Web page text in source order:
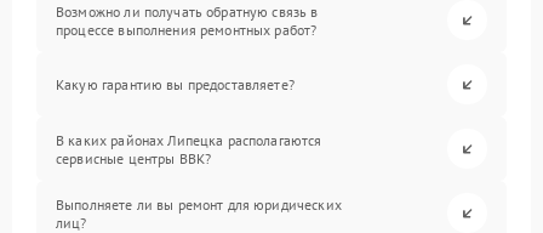
Возможно ли получать обратную связь в
процессе выполнения ремонтных работ?
Какую гарантию вы предоставляете?
В каких районах Липецка располагаются
сервисные центры BBK?
Выполняете ли вы ремонт для юридических
лиц?